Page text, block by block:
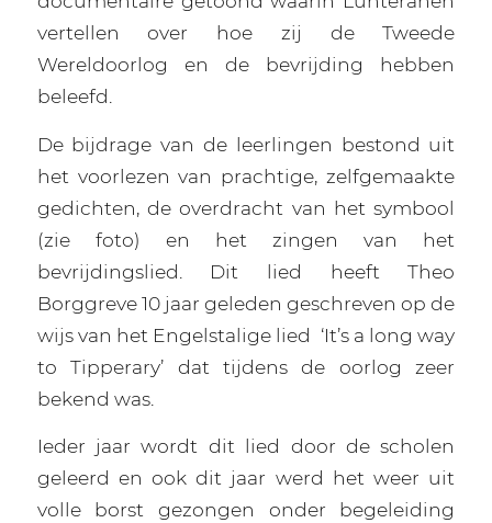
vertellen over hoe zij de Tweede
Wereldoorlog en de bevrijding hebben
beleefd.
De bijdrage van de leerlingen bestond uit
het voorlezen van prachtige, zelfgemaakte
gedichten, de overdracht van het symbool
(zie foto) en het zingen van het
bevrijdingslied. Dit lied heeft Theo
Borggreve 10 jaar geleden geschreven op de
wijs van het Engelstalige lied ‘It’s a long way
to Tipperary’ dat tijdens de oorlog zeer
bekend was.
Ieder jaar wordt dit lied door de scholen
geleerd en ook dit jaar werd het weer uit
volle borst gezongen onder begeleiding